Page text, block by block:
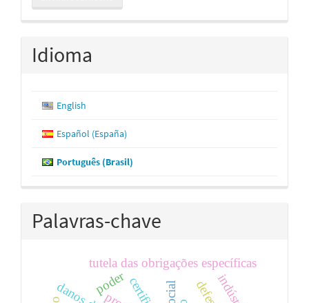
Submissão
Idioma
English
Español (España)
Português (Brasil)
Palavras-chave
tutela das obrigações específicas
poder